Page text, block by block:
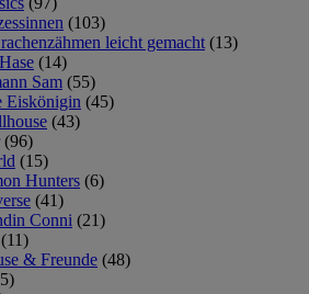
(103)
leicht gemacht (13)
(14)
Sam (55)
Eiskönigin (45)
(43)
(96)
(15)
Hunters (6)
(41)
Conni (21)
(11)
& Freunde (48)